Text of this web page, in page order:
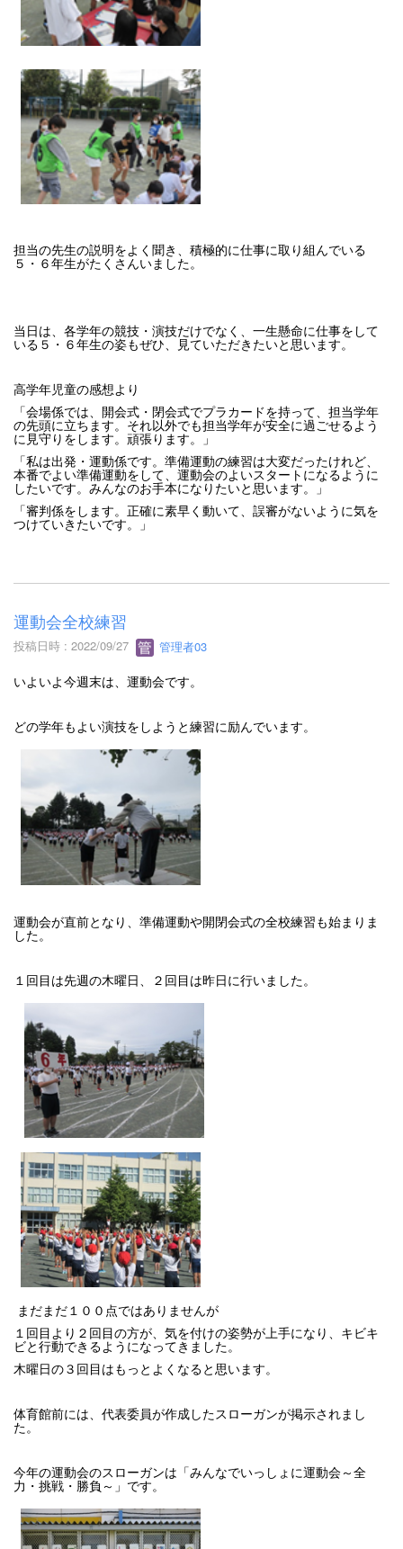
担当の先生の説明をよく聞き、積極的に仕事に取り組んでいる
５・６年生がたくさんいました。
当日は、各学年の競技・演技だけでなく、一生懸命に仕事をして
いる５・６年生の姿もぜひ、見ていただきたいと思います。
高学年児童の感想より
「会場係では、開会式・閉会式でプラカードを持って、担当学年
の先頭に立ちます。それ以外でも担当学年が安全に過ごせるよう
に見守りをします。頑張ります。」
「私は出発・運動係です。準備運動の練習は大変だったけれど、
本番でよい準備運動をして、運動会のよいスタートになるように
したいです。みんなのお手本になりたいと思います。」
「審判係をします。正確に素早く動いて、誤審がないように気を
つけていきたいです。」
運動会全校練習
投稿日時 : 2022/09/27 管理者03
いよいよ今週末は、運動会です。
どの学年もよい演技をしようと練習に励んでいます。
運動会が直前となり、準備運動や開閉会式の全校練習も始まりま
した。
１回目は先週の木曜日、２回目は昨日に行いました。
まだまだ１００点ではありませんが
１回目より２回目の方が、気を付けの姿勢が上手になり、キビキ
ビと行動できるようになってきました。
木曜日の３回目はもっとよくなると思います。
体育館前には、代表委員が作成したスローガンが掲示されまし
た。
今年の運動会のスローガンは「みんなでいっしょに運動会～全
力・挑戦・勝負～」です。